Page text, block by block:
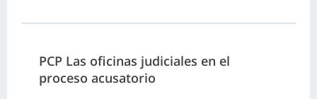
PCP Las oficinas judiciales en el
proceso acusatorio